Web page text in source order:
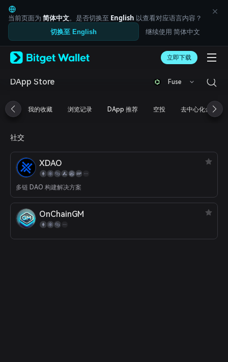
English
日本語
Tiếng Việt
Русский
Español (Latinoamérica)
Türkçe
Français
简体中文
繁體中文
Bahasa Indonesia
ภาษาไทย
العربية
Español
Português (Brasil)
Español (Argentina)
当前页面为 简体中文。是否切换至 English 以查看对应语言内容？
切换至 English 继续使用 简体中文
立即下载
DApp Store Fuse
我的收藏 浏览记录 DApp 推荐 空投 去中心化金融
社交
XDAO
多链 DAO 构建解决方案
OnChainGM